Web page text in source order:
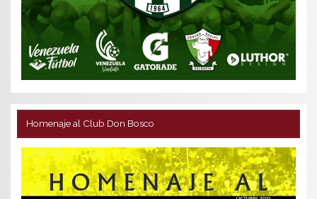
Homenaje al Club Don Bosco